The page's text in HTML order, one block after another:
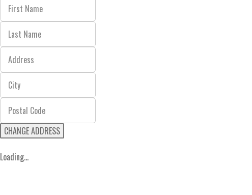
CHANGE ADDRESS
Loading...